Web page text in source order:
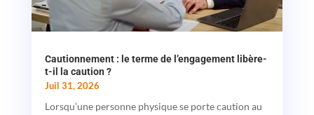
Cautionnement : le terme de l’engagement libère-
t-il la caution ?
Juil 31, 2026
Lorsqu’une personne physique se porte caution au